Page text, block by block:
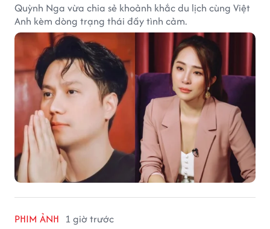
Quỳnh Nga vừa chia sẻ khoảnh khắc du lịch cùng Việt
Anh kèm dòng trạng thái đầy tình cảm.
PHIM ẢNH 1 giờ trước